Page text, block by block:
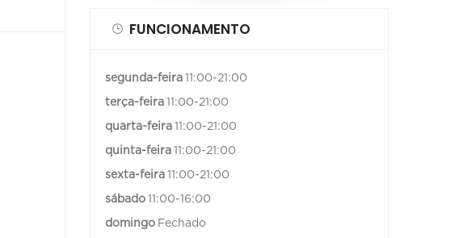
FUNCIONAMENTO
segunda-feira 11:00-21:00
terça-feira 11:00-21:00
quarta-feira 11:00-21:00
quinta-feira 11:00-21:00
sexta-feira 11:00-21:00
sábado 11:00-16:00
domingo Fechado